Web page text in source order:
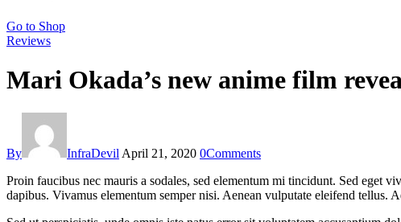
Go to Shop
Reviews
Mari Okada’s new anime film
By InfraDevil April 21, 2020 0Comments
Proin faucibus nec mauris a sodales, sed elementum mi tincidunt. Sed eget
dapibus. Vivamus elementum semper nisi. Aenean vulputate eleifend tellus.